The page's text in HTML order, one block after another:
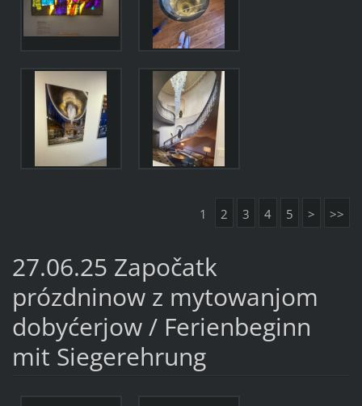
1 2 3 4 5 > >>
27.06.25 Započatk
prózdninow z mytowanjom
dobyćerjow / Ferienbeginn
mit Siegerehrung